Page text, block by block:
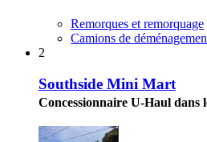
Remorques et remorquage
Camions de
2
Southside Mini Mart
Concessionnaire U-Haul dans